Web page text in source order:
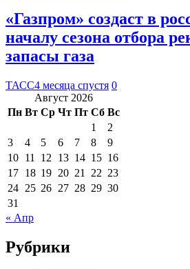
«Газпром» создаст в
началу сезона отбора
запасы газа
ТАСС4 месяца спустя 0
Август 2026
Пн Вт Ср Чт Пт Сб Вс
1
2
3
4 5 6 7 8
9
10 11 12 13 14 15 16
17 18 19 20 21 22 23
24 25 26 27 28 29 30
31
« Апр
Рубрики